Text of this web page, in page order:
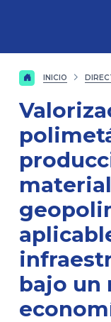
INICIO
bajo un